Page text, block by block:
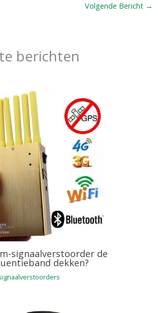
Volgende Bericht →
berichten
signaalverstoorder de
dekken?